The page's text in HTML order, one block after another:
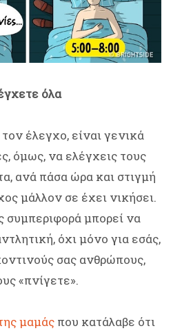
όλα
έλεγχο, είναι γενικά
όμως, να ελέγχεις τους
ανά πάσα ώρα και στιγμή
μάλλον σε έχει νικήσει.
συμπεριφορά μπορεί να
όχι μόνο για εσάς,
σας ανθρώπους,
«πνίγετε».
μαμάς που κατάλαβε ότι